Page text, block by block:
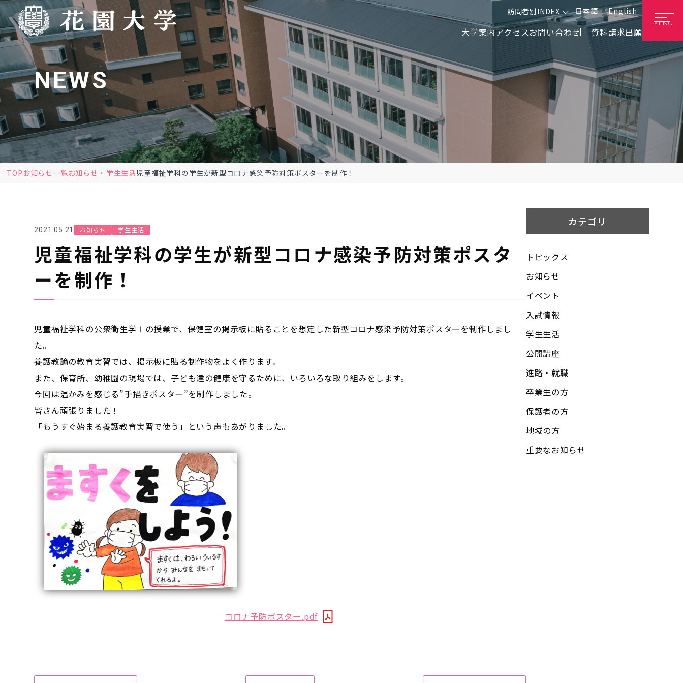
訪問者別INDEX 日本語 English
大学案内アクセスお問い合わせ 資料請求出願
MENU
NEWS
TOP お知らせ一覧お知らせ 学生生活児童福祉学科の学生が新型コロナ感染予防対策ポスターを制作！
2021.05.21 お知らせ 学生生活
児童福祉学科の学生が新型コロナ感染予防対策ポスタ
ーを制作！
児童福祉学科の公衆衛生学Ⅰの授業で、保健室の掲示板に貼ることを想定した新型コロナ感染予防対策ポスターを制作しまし
た。
養護教諭の教育実習では、掲示板に貼る制作物をよく作ります。
また、保育所、幼稚園の現場では、子ども達の健康を守るために、いろいろな取り組みをします。
今回は温かみを感じる”手描きポスター”を制作しました。
皆さん頑張りました！
「もうすぐ始まる養護教育実習で使う」という声もあがりました。
コロナ予防ポスター.pdf
カテゴリ
トピックス
お知らせ
イベント
入試情報
学生生活
公開講座
進路・就職
卒業生の方
保護者の方
地域の方
重要なお知らせ